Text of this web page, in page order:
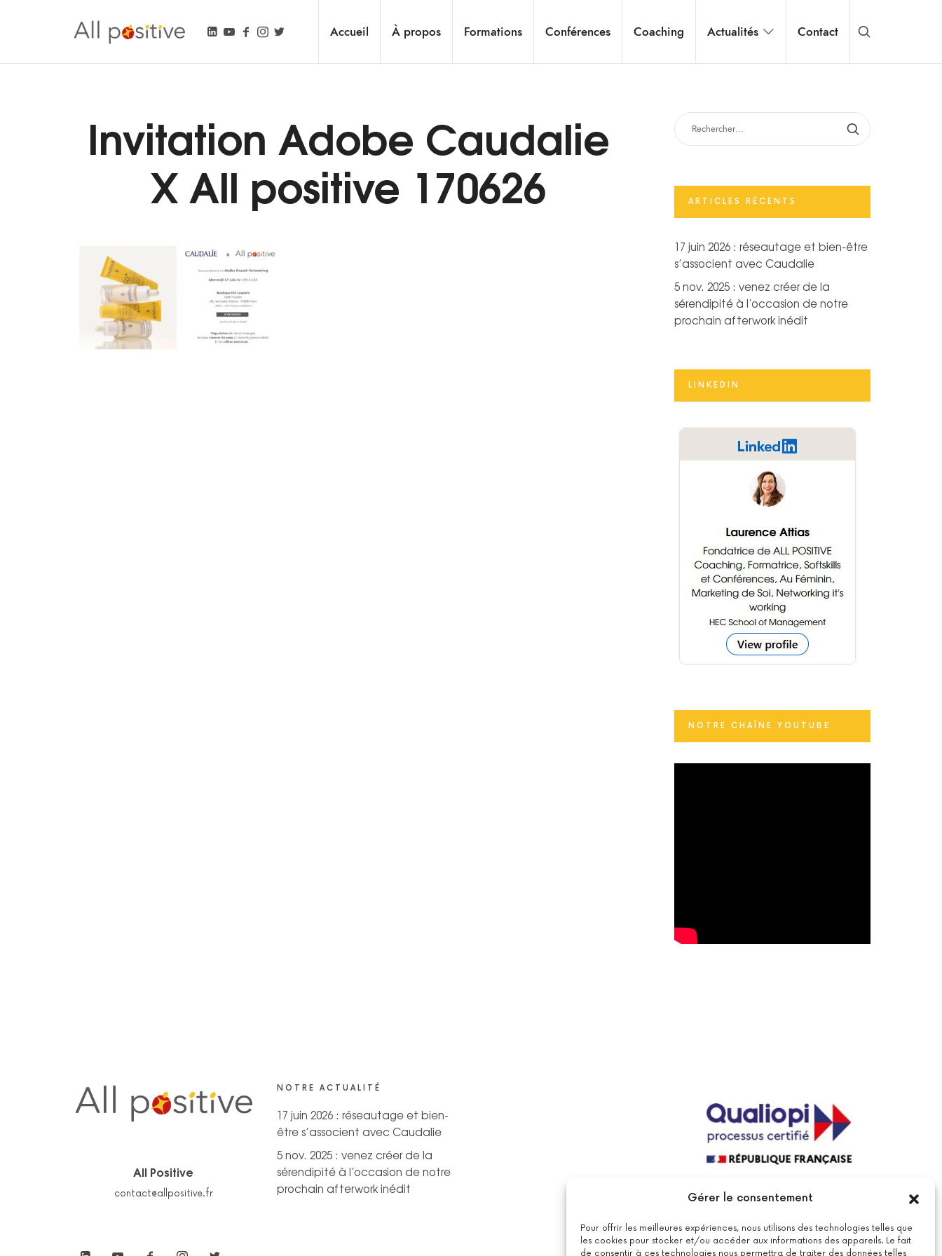
Gérer le consentement
Pour offrir les meilleures expériences, nous utilisons des technologies telles que
les cookies pour stocker et/ou accéder aux informations des appareils. Le fait
de consentir à ces technologies nous permettra de traiter des données telles
All Positive Accueil À propos Formations Conférences Coaching Actualités Contact
Invitation Adobe Caudalie
X All positive 170626
RECHERCHER :
ARTICLES RÉCENTS
17 juin 2026 : réseautage et bien-être
s’associent avec Caudalie
5 nov. 2025 : venez créer de la
sérendipité à l’occasion de notre
prochain afterwork inédit
LINKEDIN
NOTRE CHAÎNE YOUTUBE
All Positive
contact@allpositive.fr
NOTRE ACTUALITÉ
17 juin 2026 : réseautage et bien-
être s’associent avec Caudalie
5 nov. 2025 : venez créer de la
sérendipité à l’occasion de notre
prochain afterwork inédit
La certification qualité a été délivrée au
de formations.Voir le certificat